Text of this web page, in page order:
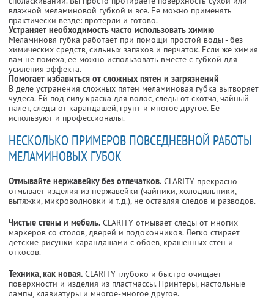
влажной меламиновой губкой и все. Ее можно применять
практически везде: протерли и готово.
Устраняет необходимость часто использовать химию
Меламиновя губка работает при помощи простой воды - без
химических средств, сильных запахов и перчаток. Если же химия
вам не помеха, ее можно использовать вместе с губкой для
усиления эффекта.
Помогает избавиться от сложных пятен и загрязнений
В деле устранения сложных пятен меламиновая губка вытворяет
чудеса. Ей под силу краска для волос, следы от скотча, чайный
налет, следы от карандашей, грунт и многое другое. Ее
используют и профессионалы.
НЕСКОЛЬКО ПРИМЕРОВ ПОВСЕДНЕВНОЙ РАБОТЫ
МЕЛАМИНОВЫХ ГУБОК
Отмывайте нержавейку без отпечатков. CLARITY прекрасно
отмывает изделия из нержавейки (чайники, холодильники,
вытяжки, микроволновки и т.д.), не оставляя следов и разводов.
Чистые стены и мебель. CLARITY отмывает следы от многих
маркеров со столов, дверей и подоконников. Легко стирает
детские рисунки карандашами с обоев, крашенных стен и
откосов.
Техника, как новая. CLARITY глубоко и быстро очищает
поверхности и изделия из пластмассы. Принтеры, настольные
лампы, клавиатуры и многое-многое другое.